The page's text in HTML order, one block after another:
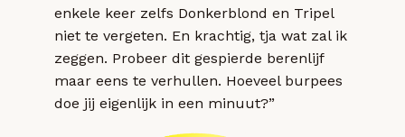
enkele keer zelfs Donkerblond en Tripel
niet te vergeten. En krachtig, tja wat zal ik
zeggen. Probeer dit gespierde berenlijf
maar eens te verhullen. Hoeveel burpees
doe jij eigenlijk in een minuut?”